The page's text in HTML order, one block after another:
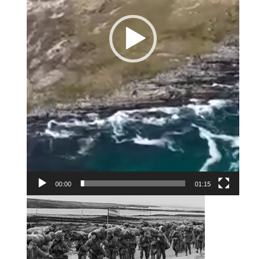
00:00 01:15